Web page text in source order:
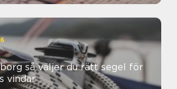
segel för
vindar